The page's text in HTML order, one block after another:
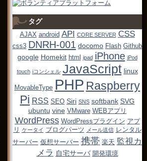
タグ
AJAX android API CORE SERVER CSS
css3 DNRH-001 docomo Flash Github
google Homekit html ipad iPhone iPod
touch iコンシェル JavaScript linux
MovableType PHP Raspberry
Pi RSS SEO Siri SNS softbank SVG
ubuntu vine VMware WEBアプリ
WordPress WordPressプラグイン アプ
リ ケータイ ブログパーツ メール送信 レンタル
サーバー 仮想サーバー 携帯 楽天 監視カ
メラ 自宅サーバ 開発環境